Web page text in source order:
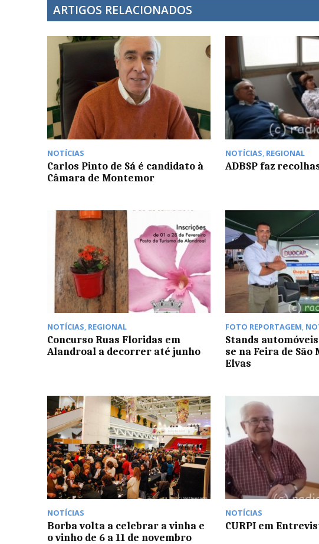
ARTIGOS RELACIONADOS
NOTÍCIAS
Carlos Pinto de Sá é candidato à
Câmara de Montemor
NOTÍCIAS, REGIONAL
ADBSP faz
NOTÍCIAS, REGIONAL
Concurso Ruas Floridas em
Alandroal a decorrer até junho
FOTO REPORTAGEM,
Stands
se na Feira de São
Elvas
NOTÍCIAS
Borba volta a celebrar a vinha e
o vinho de 6 a 11 de novembro
NOTÍCIAS
CURPI em